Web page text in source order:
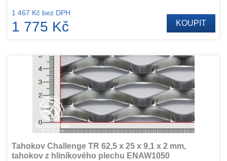
1 467 Kč bez DPH
1 775 Kč KOUPIT
Tahokov Challenge TR 62,5 x 25 x 9,1 x 2 mm,
tahokov z hliníkového plechu ENAW1050